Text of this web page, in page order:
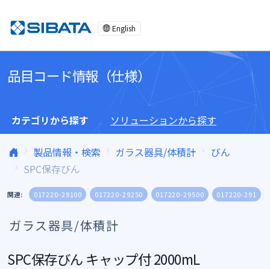
English
品目コード情報（仕様）
カテゴリから探す ソリューションから探す
製品情報・検索 ガラス器具/体積計
びん
SPC保存びん
関連: 017220-29100 017220-29250 017220-29500 017220-291
ガラス器具/体積計
SPC保存びん キャップ付 2000mL